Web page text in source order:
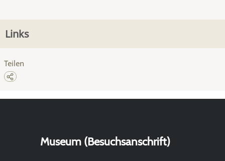
Links
Teilen
Museum (Besuchsanschrift)